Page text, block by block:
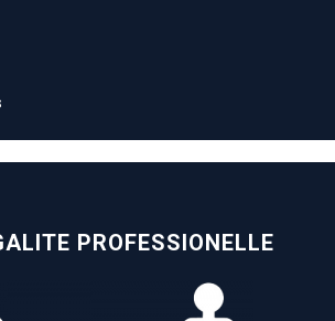
PROFESSIONELLE